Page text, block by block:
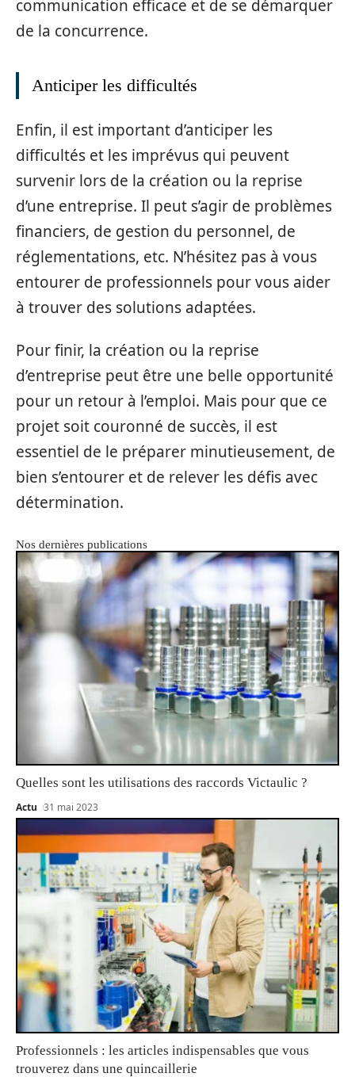
communication efficace et de se démarquer
de la concurrence.
Anticiper les difficultés
Enfin, il est important d’anticiper les
difficultés et les imprévus qui peuvent
survenir lors de la création ou la reprise
d’une entreprise. Il peut s’agir de problèmes
financiers, de gestion du personnel, de
réglementations, etc. N’hésitez pas à vous
entourer de professionnels pour vous aider
à trouver des solutions adaptées.
Pour finir, la création ou la reprise
d’entreprise peut être une belle opportunité
pour un retour à l’emploi. Mais pour que ce
projet soit couronné de succès, il est
essentiel de le préparer minutieusement, de
bien s’entourer et de relever les défis avec
détermination.
Nos dernières publications
Quelles sont les utilisations des raccords Victaulic ?
Actu 31 mai 2023
Professionnels : les articles indispensables que vous
trouverez dans une quincaillerie